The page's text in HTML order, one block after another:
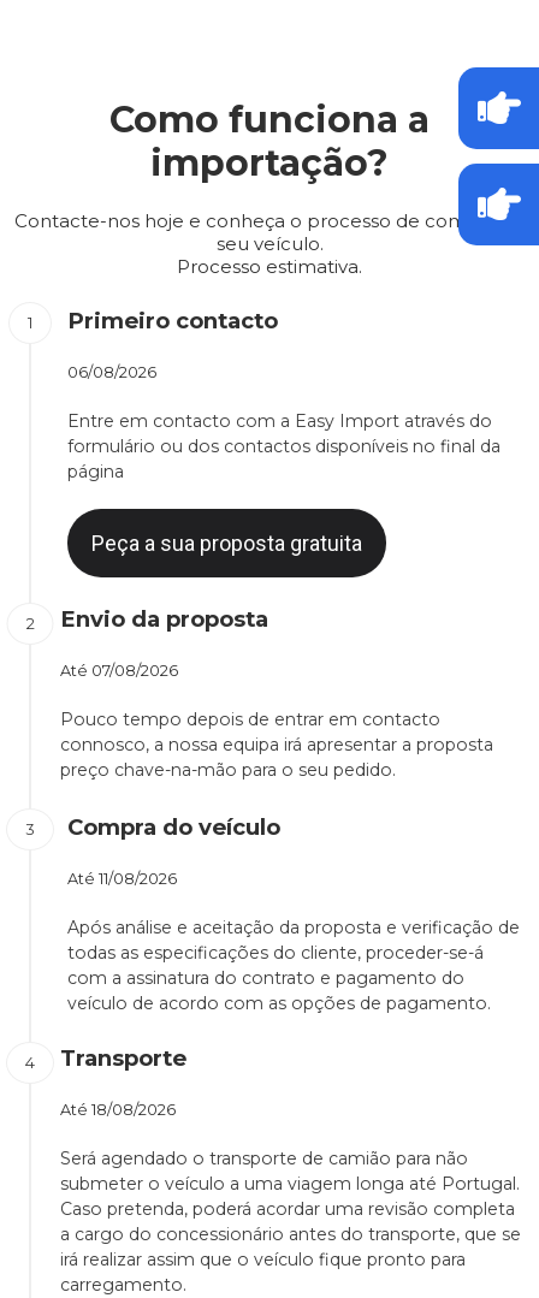
Como funciona a
importação?
Contacte-nos hoje e conheça o processo de compra do
seu veículo.
Processo estimativa.
Primeiro contacto
06/08/2026
Entre em contacto com a Easy Import através do
formulário ou dos contactos disponíveis no final da
página
Peça a sua proposta gratuita
Envio da proposta
Até 07/08/2026
Pouco tempo depois de entrar em contacto
connosco, a nossa equipa irá apresentar a proposta
preço chave-na-mão para o seu pedido.
Compra do veículo
Até 11/08/2026
Após análise e aceitação da proposta e verificação de
todas as especificações do cliente, proceder-se-á
com a assinatura do contrato e pagamento do
veículo de acordo com as opções de pagamento.
Transporte
Até 18/08/2026
Será agendado o transporte de camião para não
submeter o veículo a uma viagem longa até Portugal.
Caso pretenda, poderá acordar uma revisão completa
a cargo do concessionário antes do transporte, que se
irá realizar assim que o veículo fique pronto para
carregamento.